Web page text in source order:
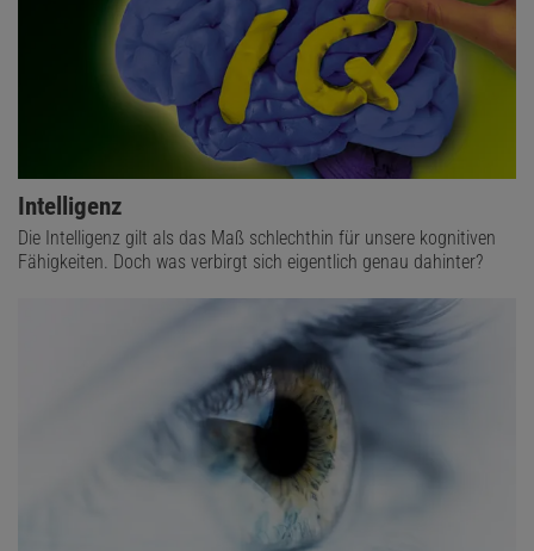
Intelligenz
Die Intelligenz gilt als das Maß schlechthin für unsere kognitiven
Fähigkeiten. Doch was verbirgt sich eigentlich genau dahinter?